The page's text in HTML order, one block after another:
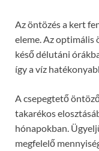
Az öntözés a kert
eleme. Az optimális
késő délutáni
így a víz
A csepegtető
takarékos
hónapokban.
megfelelő